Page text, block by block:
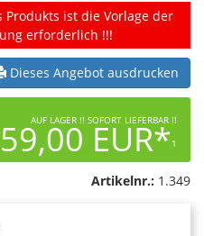
ist die Vorlage der
erforderlich !!!
Dieses Angebot ausdrucken
AUF LAGER !! SOFORT LIEFERBAR !!
EUR*1
Artikelnr.: 1.349